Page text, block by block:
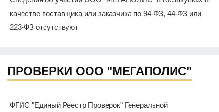
качестве поставщика или заказчика по 94-ФЗ, 44-ФЗ или
223-ФЗ отсутствуют
ПРОВЕРКИ ООО "МЕГАПОЛИС"
ФГИС "Единый Реестр Проверок" Генеральной